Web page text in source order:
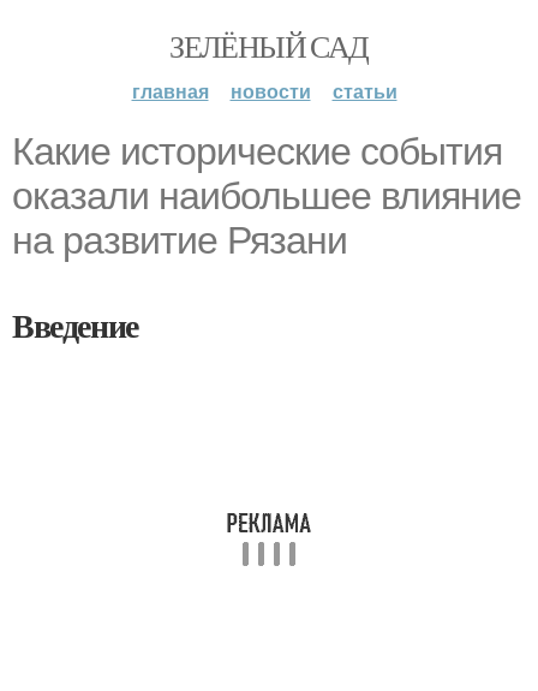
ЗЕЛЁНЫЙ САД
главная новости статьи
Какие исторические события
оказали наибольшее влияние
на развитие Рязани
Введение